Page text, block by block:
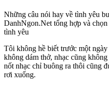
Những câu nói hay về tình yêu
DanhNgon.Net tổng hợp và
tình yêu
Tôi không hề biết trước một
không dám thở, nhạc cũng
nốt nhạc chỉ buông ra thôi cũng
rơi xuống.